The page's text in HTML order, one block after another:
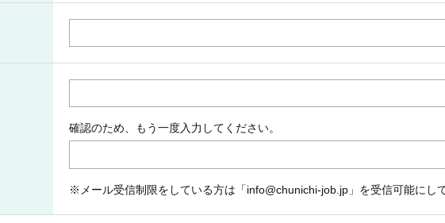
確認のため、もう一度入力してください。
※メール受信制限をしている方は「info@chunichi-job.jp」を受信可能にし